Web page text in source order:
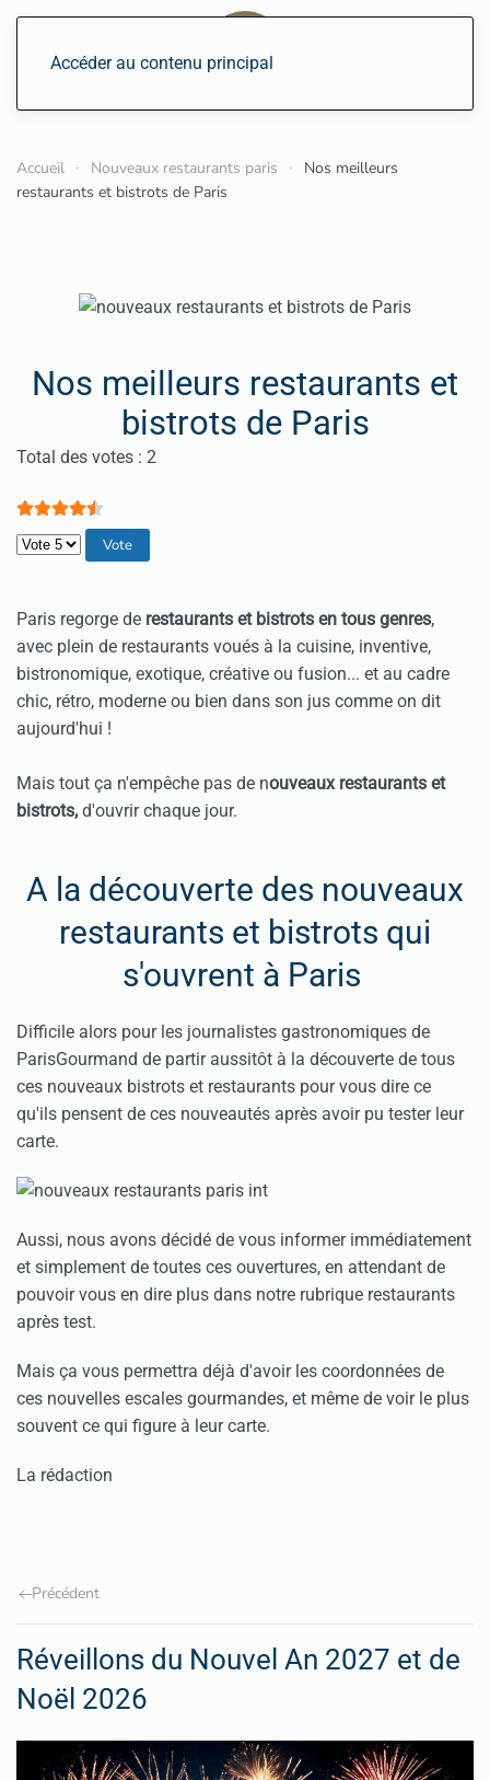
Accéder au contenu principal
Accueil Nouveaux restaurants paris
Nos meilleurs
restaurants et bistrots de Paris
Nos meilleurs restaurants et
bistrots de Paris
Vote utilisateur:4.5
Total des votes : 2
Veuillez voter
Paris regorge de restaurants et bistrots en tous genres,
avec plein de restaurants voués à la cuisine, inventive,
bistronomique, exotique, créative ou fusion... et au cadre
chic, rétro, moderne ou bien dans son jus comme on dit
aujourd'hui !
Mais tout ça n'empêche pas de nouveaux restaurants et
bistrots, d'ouvrir chaque jour.
A la découverte des nouveaux
restaurants et bistrots qui
s'ouvrent à Paris
Difficile alors pour les journalistes gastronomiques de
ParisGourmand de partir aussitôt à la découverte de tous
ces nouveaux bistrots et restaurants pour vous dire ce
qu'ils pensent de ces nouveautés après avoir pu tester leur
carte.
Aussi, nous avons décidé de vous informer immédiatement
et simplement de toutes ces ouvertures, en attendant de
pouvoir vous en dire plus dans notre rubrique restaurants
après test.
Mais ça vous permettra déjà d'avoir les coordonnées de
ces nouvelles escales gourmandes, et même de voir le plus
souvent ce qui figure à leur carte.
La rédaction
Précédent
Réveillons du Nouvel An 2027 et de
Noël 2026